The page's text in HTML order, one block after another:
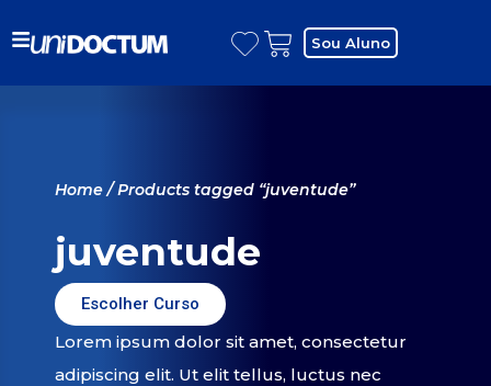
Sou Aluno
Home/ Products tagged “juventude”
juventude
Escolher Curso
Lorem ipsum dolor sit amet, consectetur
adipiscing elit. Ut elit tellus, luctus nec